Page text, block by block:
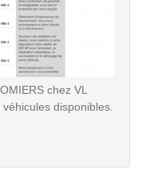
chez VL
disponibles.